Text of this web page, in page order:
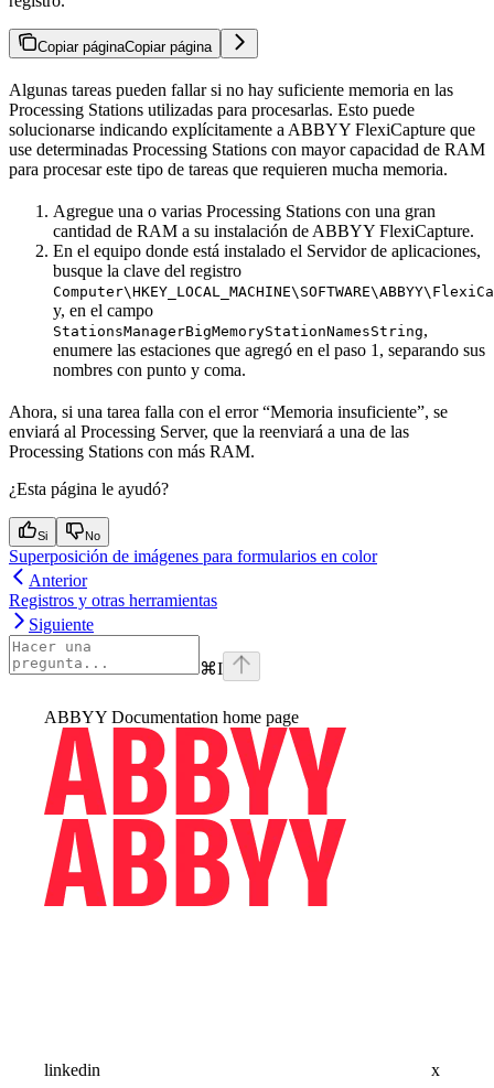
Copiar páginaCopiar página
Algunas tareas pueden fallar si no hay suficiente memoria en las
Processing Stations utilizadas para procesarlas. Esto puede
solucionarse indicando explícitamente a ABBYY FlexiCapture que
use determinadas Processing Stations con mayor capacidad de RAM
para procesar este tipo de tareas que requieren mucha memoria.
Agregue una o varias Processing Stations con una gran
cantidad de RAM a su instalación de ABBYY FlexiCapture.
En el equipo donde está instalado el Servidor de aplicaciones,
busque la clave del registro
y, en el campo
StationsManagerBigMemoryStationNamesString,
enumere las estaciones que agregó en el paso 1, separando sus
nombres con punto y coma.
Ahora, si una tarea falla con el error “Memoria insuficiente”, se
enviará al Processing Server, que la reenviará a una de las
Processing Stations con más RAM.
¿Esta página le ayudó?
Si No
Superposición de imágenes para formularios en color
Anterior
Registros y otras herramientas
Siguiente
⌘I
ABBYY Documentation home page
linkedin x